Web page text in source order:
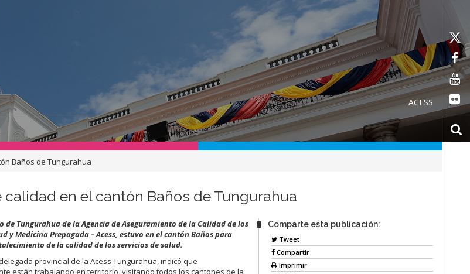
ACESS
Baños de Tungurahua
en el cantón Baños de Tungurahua
de Tungurahua de la Agencia de Aseguramiento de la Calidad de los
y Medicina Prepagada – Acess, estuvo en el cantón Baños para
de la calidad de los servicios de salud.
provincial de la Acess Tungurahua, indicó que
están trabajando en territorio, visitando todos los cantones de la
Comparte esta publicación:
Tweet
Compartir
Imprimir